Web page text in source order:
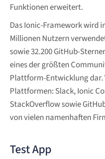
Funktionen erweitert.
Das Ionic-Framework wird
Millionen Nutzern
sowie 32.200 GitHub-
eines der größten
Plattform-Entwicklung dar.
Plattformen: Slack, Ionic
StackOverflow sowie
von vielen namenhaften
Test App